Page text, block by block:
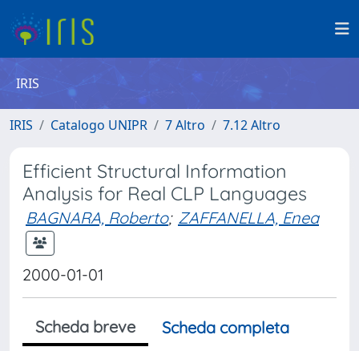
IRIS
IRIS Catalogo UNIPR 7 Altro 7.12 Altro
Efficient Structural Information
Analysis for Real CLP Languages
BAGNARA, Roberto; ZAFFANELLA, Enea
2000-01-01
Scheda breve
Scheda completa